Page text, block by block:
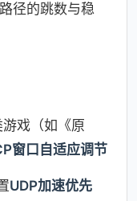
径的跳数与稳
戏（如《原
窗口自适应调节
UDP加速优先